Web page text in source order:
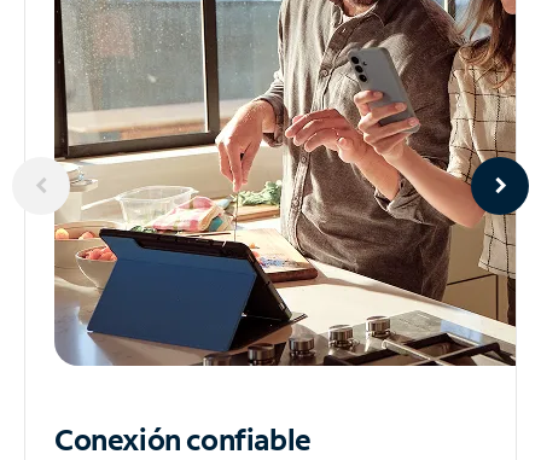
Conexión confiable